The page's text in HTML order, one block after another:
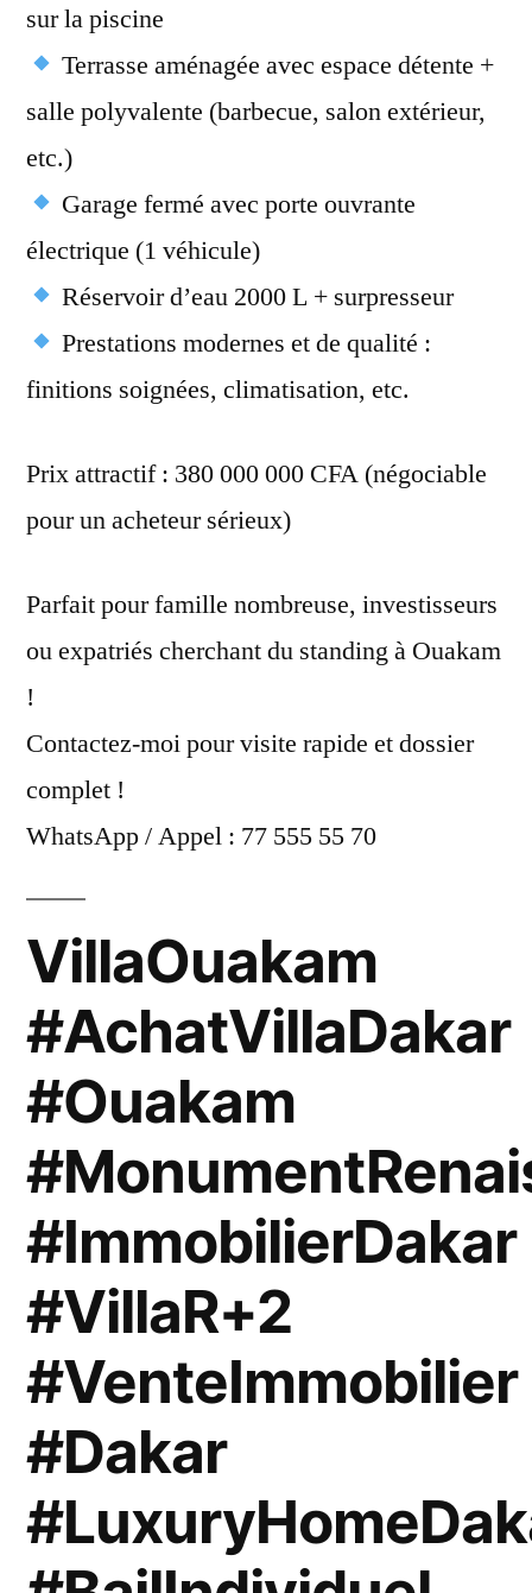
sur la piscine
Terrasse aménagée avec espace détente +
salle polyvalente (barbecue, salon extérieur,
etc.)
Garage fermé avec porte ouvrante
électrique (1 véhicule)
Réservoir d’eau 2000 L + surpresseur
Prestations modernes et de qualité :
finitions soignées, climatisation, etc.
Prix attractif : 380 000 000 CFA (négociable
pour un acheteur sérieux)
Parfait pour famille nombreuse, investisseurs
ou expatriés cherchant du standing à Ouakam
!
Contactez-moi pour visite rapide et dossier
complet !
WhatsApp / Appel : 77 555 55 70
VillaOuakam
#AchatVillaDakar
#Ouakam
#ImmobilierDakar
#VillaR+2
#VenteImmobilier
#Dakar